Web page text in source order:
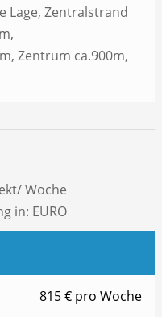
Lage, Zentralstrand
Zentrum ca.900m,
Woche
in: EURO
815 € pro Woche